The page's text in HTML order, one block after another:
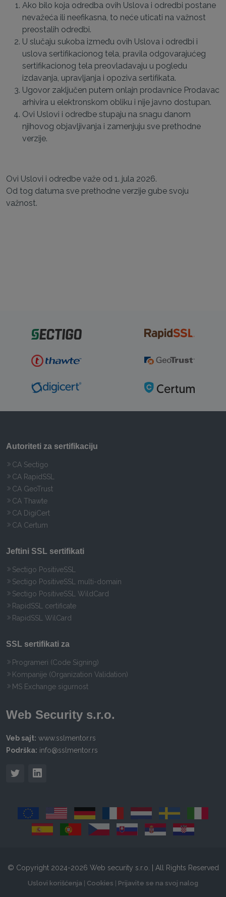
Ako bilo koja odredba ovih Uslova i odredbi postane
nevažeća ili neefikasna, to neće uticati na važnost
preostalih odredbi.
U slučaju sukoba između ovih Uslova i odredbi i
uslova sertifikacionog tela, pravila odgovarajućeg
sertifikacionog tela preovladavaju u pogledu
izdavanja, upravljanja i opoziva sertifikata.
Ugovor zaključen putem onlajn prodavnice Prodavac
arhivira u elektronskom obliku i nije javno dostupan.
Ovi Uslovi i odredbe stupaju na snagu danom
njihovog objavljivanja i zamenjuju sve prethodne
verzije.
Ovi Uslovi i odredbe važe od 1. jula 2026.
Od tog datuma sve prethodne verzije gube svoju
važnost.
Autoriteti za sertifikaciju
CA Sectigo
CA RapidSSL
CA GeoTrust
CA Thawte
CA DigiCert
CA Certum
Jeftini SSL sertifikati
Sectigo PositiveSSL
Sectigo PositiveSSL multi-domain
Sectigo PositiveSSL WildCard
RapidSSL certificate
RapidSSL WilCard
SSL sertifikati za
Programeri (Code Signing)
Kompanije (Organization Validation)
MS Exchange sigurnost
Web Security s.r.o.
Veb sajt: www.sslmentor.rs
Podrška: info@sslmentor.rs
© Copyright 2024-2026 Web security s.r.o. | All Rights Reserved
Uslovi korišćenja Cookies Prijavite se na svoj nalog